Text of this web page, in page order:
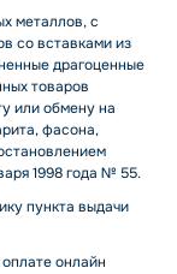
металлов, с
со вставками из
драгоценные
товаров
или обмену на
фасона,
1998 года № 55.
пункта выдачи
онлайн